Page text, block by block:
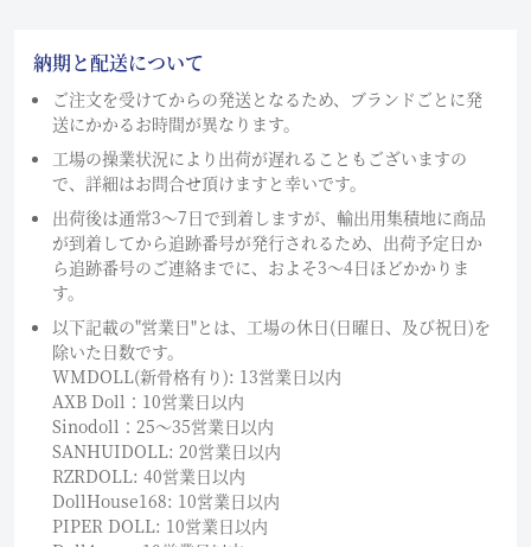
納期と配送について
ご注文を受けてからの発送となるため、ブランドごとに発
送にかかるお時間が異なります。
工場の操業状況により出荷が遅れることもございますの
で、詳細はお問合せ頂けますと幸いです。
出荷後は通常3～7日で到着しますが、輸出用集積地に商品
が到着してから追跡番号が発行されるため、出荷予定日か
ら追跡番号のご連絡までに、およそ3〜4日ほどかかりま
す。
以下記載の"営業日"とは、工場の休日(日曜日、及び祝日)を
除いた日数です。
WMDOLL(新骨格有り): 13営業日以内
AXB Doll：10営業日以内
Sinodoll：25〜35営業日以内
SANHUIDOLL: 20営業日以内
RZRDOLL: 40営業日以内
DollHouse168: 10営業日以内
PIPER DOLL: 10営業日以内